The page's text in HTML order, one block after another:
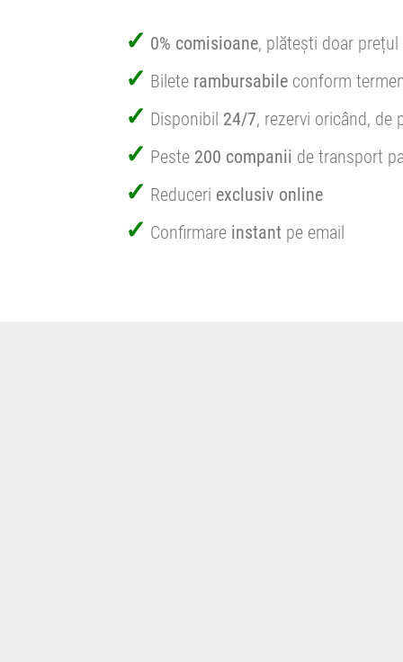
0% comisioane, plătești doar
Bilete rambursabile conform
Disponibil 24/7, rezervi oricând, de
Peste 200 companii de transport
Reduceri exclusiv online
Confirmare instant pe email